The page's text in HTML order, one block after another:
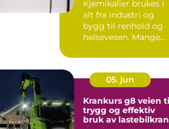
Kjemikalier brukes i
alt fra industri og
bygg til renhold og
helsevesen. Mange
05. jun
Krankurs g8 veien til
trygg og effektiv
bruk av lastebilkran